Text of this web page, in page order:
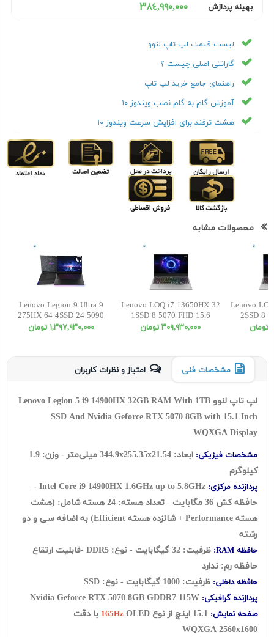
بهینه پردازش ٣٨٤,٩٩٠,٠٠٠
لیست قیمت لپ تاپ لنوو
گارانتی اصلی چیست ؟
راهنمای جامع خرید لپ تاپ
آموزش گام به گام نصب ویندوز ۱۰
هشت ترفند برای افزایش سرعت ویندوز ۱۰
محصولات مشابه
Lenovo Legion 9 Ultra 9
275HX 64 4SSD 24 5090
WQUXGA
١,٣٩٧,٩٣٠,٠٠٠ تومان
Lenovo LOQ i7 13650HX 32
1SSD 8 5070 FHD 15.6
٣٠٩,٩٣٠,٠٠٠ تومان
Lenovo
2SSD 8
مشخصات فنی امتیاز و نظرات کاربران
لپ تاپ لنوو Lenovo Legion 5 i9 14900HX 32GB RAM With 1TB
SSD And Nvidia Geforce RTX 5070 8GB with 15.1 Inch
WQXGA Display
مشخصات فیزیکی:
ابعاد: 344.9x255.35x21.54 میلی‌متر - وزن: 1.9
کیلوگرم
پردازنده مرکزی:
Intel Core i9 14900HX 1.6GHz up to 5.8GHz -
حافظه کش 36 مگابایت - تعداد هسته: 24 هسته شامل: (هشت
هسته Performance + شانزده هسته Efficient) به اضافه سی و دو
رشته
حافظه RAM:
ظرفیت: 32 گيگابايت - نوع: DDR5 -قابلیت ارتقاع
حافظه رم: ندارد
حافظه داخلی: ظرفیت: 1000 گیگابایت - نوع: SSD
پردازنده گرافیکی:
صفحه نمایش: 165Hz OLED با دقت
WQXGA 2560x1600